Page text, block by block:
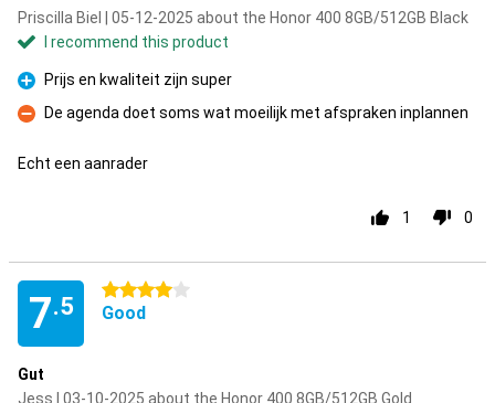
Priscilla Biel | 05-12-2025 about the Honor 400 8GB/512GB Black
I recommend this product
Pro
Prijs en kwaliteit zijn super
Con
De agenda doet soms wat moeilijk met afspraken inplannen
Echt een aanrader
1 0
7.5
4 stars
Good
Gut
Jess | 03-10-2025 about the Honor 400 8GB/512GB Gold